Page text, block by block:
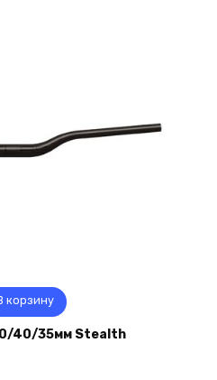
корзину
40/35мм Stealth